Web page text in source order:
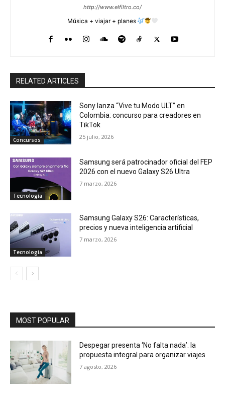
http://www.elfiltro.co/
Música + viajar + planes
RELATED ARTICLES
Concursos
Sony lanza “Vive tu Modo ULT” en
Colombia: concurso para creadores en
TikTok
25 julio, 2026
Tecnología
Samsung será patrocinador oficial del FEP
2026 con el nuevo Galaxy S26 Ultra
7 marzo, 2026
Tecnología
Samsung Galaxy S26: Características,
precios y nueva inteligencia artificial
7 marzo, 2026
MOST POPULAR
Despegar presenta ‘No falta nada’: la
propuesta integral para organizar viajes
7 agosto, 2026